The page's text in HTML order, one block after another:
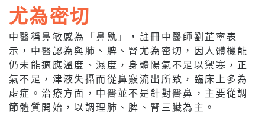
尤為密切
中醫稱鼻敏感為「鼻鼽」，註冊中醫師劉芷寧表
示，中醫認為與肺、脾、腎尤為密切，因人體機能
仍未能適應溫度、濕度，身體陽氣不足以禦寒，正
氣不足，津液失攝而從鼻竅流出所致，臨床上多為
虛症。治療方面，中醫並不是針對醫鼻，主要從調
節體質開始，以調理肺、脾、腎三臟為主。